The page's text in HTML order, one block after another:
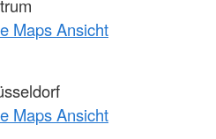
Maps Ansicht
Maps Ansicht